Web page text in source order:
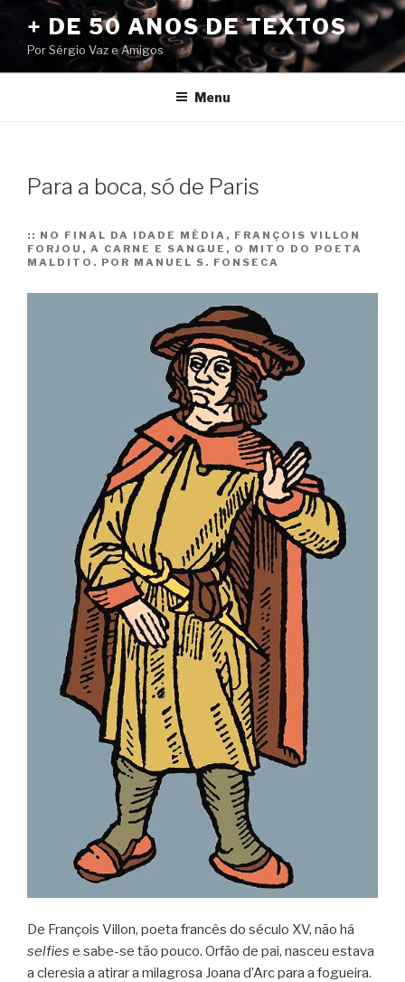
conteúdo
+ DE 50 ANOS DE TEXTOS
Por Sérgio Vaz e Amigos
Menu
Para a boca, só de Paris
:: NO FINAL DA IDADE MÉDIA, FRANÇOIS VILLON
FORJOU, A CARNE E SANGUE, O MITO DO POETA
MALDITO. POR MANUEL S. FONSECA
De François Villon, poeta francês do século XV, não há
selfies e sabe-se tão pouco. Orfão de pai, nasceu estava
a cleresia a atirar a milagrosa Joana d’Arc para a fogueira.